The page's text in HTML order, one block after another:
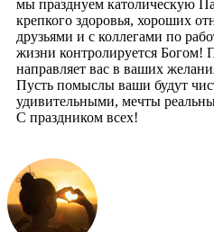
мы празднуем католическую
крепкого здоровья, хороших
друзьями и с коллегами по
жизни контролируется Богом!
направляет вас в ваших
Пусть помыслы ваши будут
удивительными, мечты
С праздником всех!